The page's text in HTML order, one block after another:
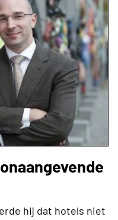
hij dat hotels niet